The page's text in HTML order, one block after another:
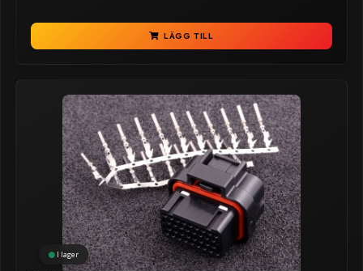
LÄGG TILL
I lager